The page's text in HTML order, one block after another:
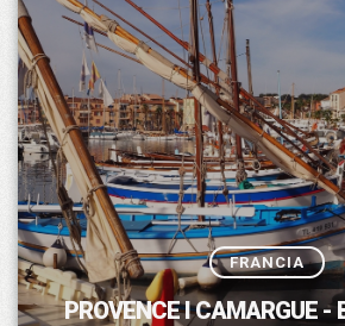
FRANCIA
PROVENCE I CAMARGUE -